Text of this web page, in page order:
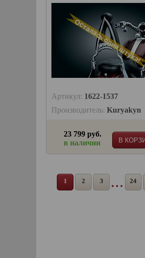
Осталась одна штука!
Артикул: 1622-1537
Производитель: Kuryakyn
В
23 799 руб.
в наличии
1 2 3 24